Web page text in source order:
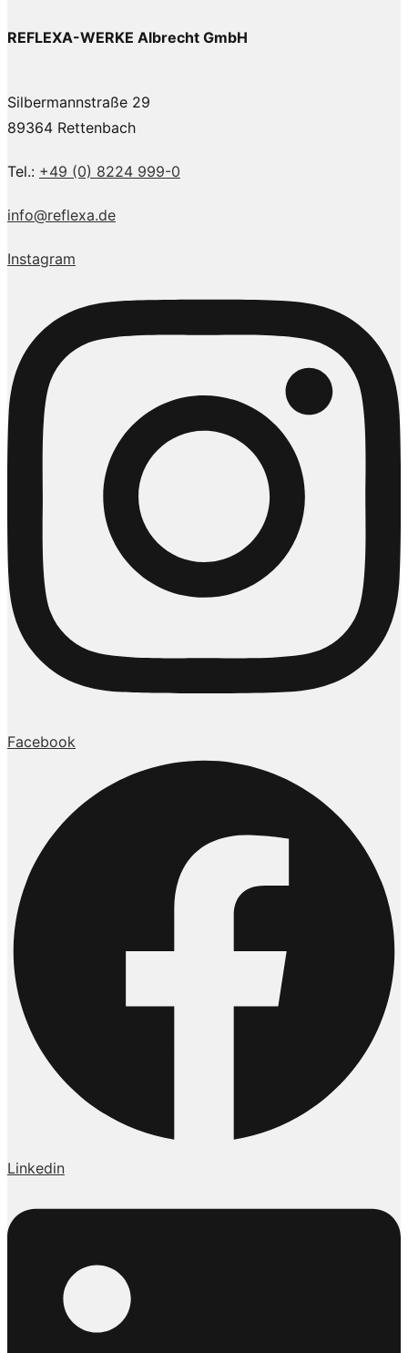
REFLEXA-WERKE Albrecht GmbH
Silbermannstraße 29
89364 Rettenbach
Tel.: +49 (0) 8224 999-0
info@reflexa.de
Instagram
Facebook
Linkedin